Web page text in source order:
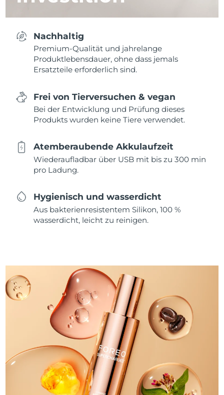
Nachhaltig
Premium-Qualität und jahrelange
Produktlebensdauer, ohne dass jemals
Ersatzteile erforderlich sind.
Frei von Tierversuchen & vegan
Bei der Entwicklung und Prüfung dieses
Produkts wurden keine Tiere verwendet.
Atemberaubende Akkulaufzeit
Wiederaufladbar über USB mit bis zu 300 min
pro Ladung.
Hygienisch und wasserdicht
Aus bakterienresistentem Silikon, 100 %
wasserdicht, leicht zu reinigen.